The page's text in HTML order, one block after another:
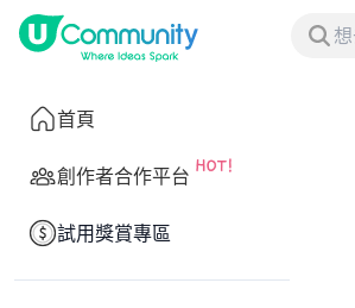
首頁
創作者合作平台
試用獎賞專區